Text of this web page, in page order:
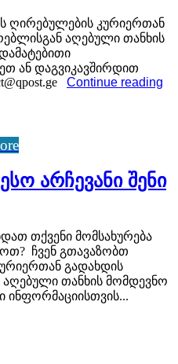
ღირებულების კურიერთან
აღებული თანხის
ან დაგვიკავშირდით
Continue reading
არჩევანი შენი
თქვენი მომსახურება
ჩვენ გთავაზობთ
გადახდის
თანხის მომდევნო
ინფორმაციისთვის...